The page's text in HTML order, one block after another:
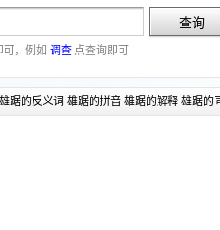
可，例如 调查 点查询即可
踞的反义词 雄踞的拼音 雄踞的解释 雄踞的